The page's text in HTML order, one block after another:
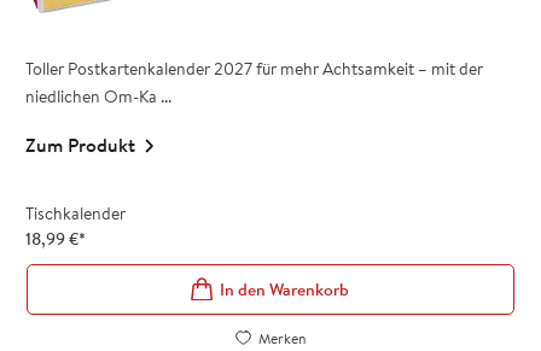
Toller Postkartenkalender 2027 für mehr Achtsamkeit – mit der
niedlichen Om-Ka ...
Zum Produkt
Tischkalender
18,99€*
In den Warenkorb
Merken